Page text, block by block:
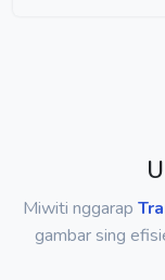
Miwiti nggarap
gambar sing